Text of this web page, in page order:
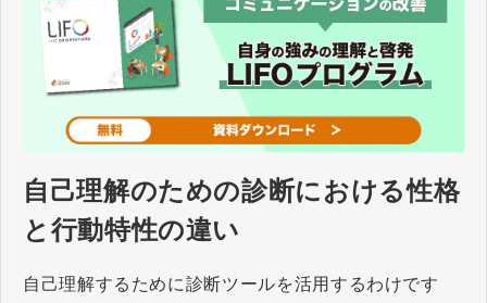
自己理解のための診断における性格
と行動特性の違い
自己理解するために診断ツールを活用するわけです